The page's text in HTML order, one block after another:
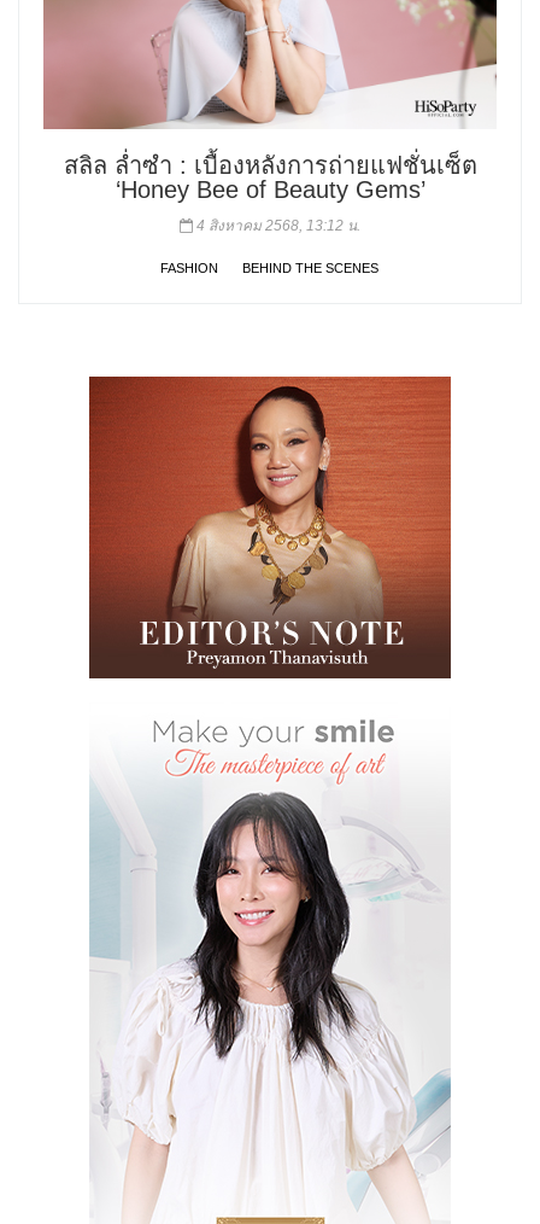
สลิล ล่ำซำ : เบื้องหลังการถ่ายแฟชั่นเซ็ต
‘Honey Bee of Beauty Gems’
4 สิงหาคม 2568, 13:12 น.
FASHION BEHIND THE SCENES